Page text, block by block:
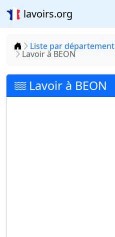
lavoirs.org
Accueil
Liste par département
Lavoir à BEON
Lavoir à BEON